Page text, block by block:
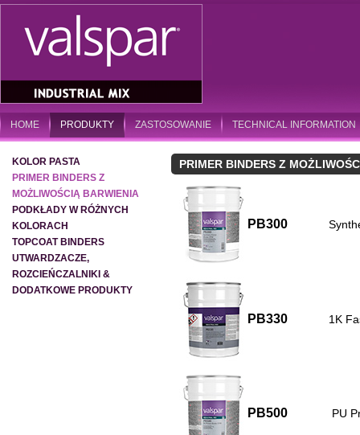
HOME PRODUKTY ZASTOSOWANIE TECHNICAL INFORMATION
KOLOR PASTA
PRIMER BINDERS Z
MOŻLIWOŚCIĄ BARWIENIA
PODKŁADY W RÓŻNYCH
KOLORACH
TOPCOAT BINDERS
UTWARDZACZE,
ROZCIEŃCZALNIKI &
DODATKOWE PRODUKTY
PRIMER BINDERS Z
PB300
PB330 1K
PB500 PU